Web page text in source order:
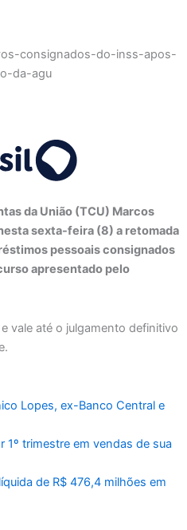
da União (TCU) Marcos
sexta-feira (8) a retomada
pessoais consignados
apresentado pelo
vale até o julgamento definitivo
Lopes, ex-Banco Central e
1º trimestre em vendas de sua
de R$ 476,4 milhões em